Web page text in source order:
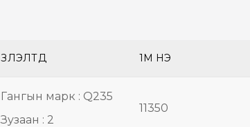
ҮЗҮҮЛЭЛТҮҮД 1М ҮНЭ
Гангын марк : Q235
Зузаан : 2
11350